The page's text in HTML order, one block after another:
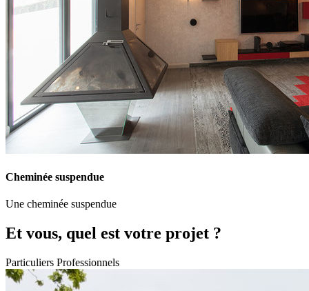
Cheminée suspendue
Une cheminée suspendue
Et vous, quel est votre projet ?
Particuliers Professionnels